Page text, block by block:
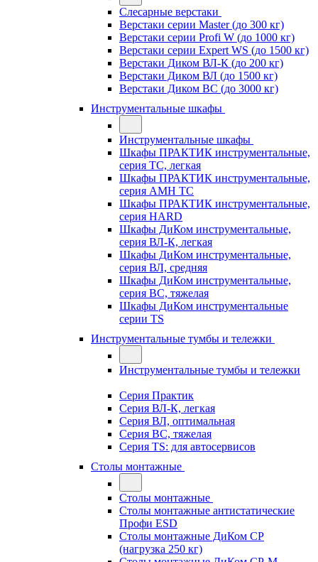
Слесарные верстаки
Верстаки серии Master (до 300 кг)
Верстаки серии Profi W (до 1000 кг)
Верстаки серии Expert WS (до 1500 кг)
Верстаки Диком ВЛ-К (до 200 кг)
Верстаки Диком ВЛ (до 1500 кг)
Верстаки Диком ВС (до 3000 кг)
Инструментальные шкафы
Инструментальные шкафы
Шкафы ПРАКТИК инструментальные,
серия TC, легкая
Шкафы ПРАКТИК инструментальные,
серия AMH TC
Шкафы ПРАКТИК инструментальные,
серия HARD
Шкафы ДиКом инструментальные,
cерия ВЛ-К, легкая
Шкафы ДиКом инструментальные,
серия ВЛ, средняя
Шкафы ДиКом инструментальные,
серия ВС, тяжелая
Шкафы ДиКом инструментальные
серии TS
Инструментальные тумбы и тележки
Инструментальные тумбы и тележки
Серия Практик
Серия ВЛ-К, легкая
Серия ВЛ, оптимальная
Серия ВС, тяжелая
Серия TS: для автосервисов
Столы монтажные
Столы монтажные
Столы монтажные антистатические
Профи ESD
Столы монтажные ДиКом СР
(нагрузка 250 кг)